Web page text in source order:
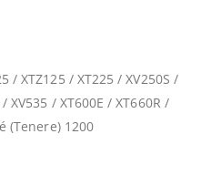
/ XTZ125 / XT225 / XV250S /
XV535 / XT600E / XT660R /
(Tenere) 1200